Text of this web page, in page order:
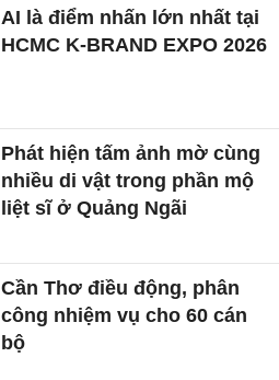
AI là điểm nhấn lớn nhất tại
HCMC K-BRAND EXPO 2026
Phát hiện tấm ảnh mờ cùng
nhiều di vật trong phần mộ
liệt sĩ ở Quảng Ngãi
Cần Thơ điều động, phân
công nhiệm vụ cho 60 cán
bộ